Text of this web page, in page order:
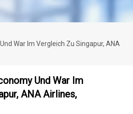
War Im Vergleich Zu Singapur, ANA
Und War Im
ANA Airlines,